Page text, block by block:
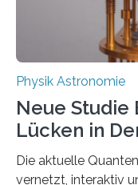
Physik Astronomie
Neue
Lücken in
Die aktuelle
vernetzt, interaktiv